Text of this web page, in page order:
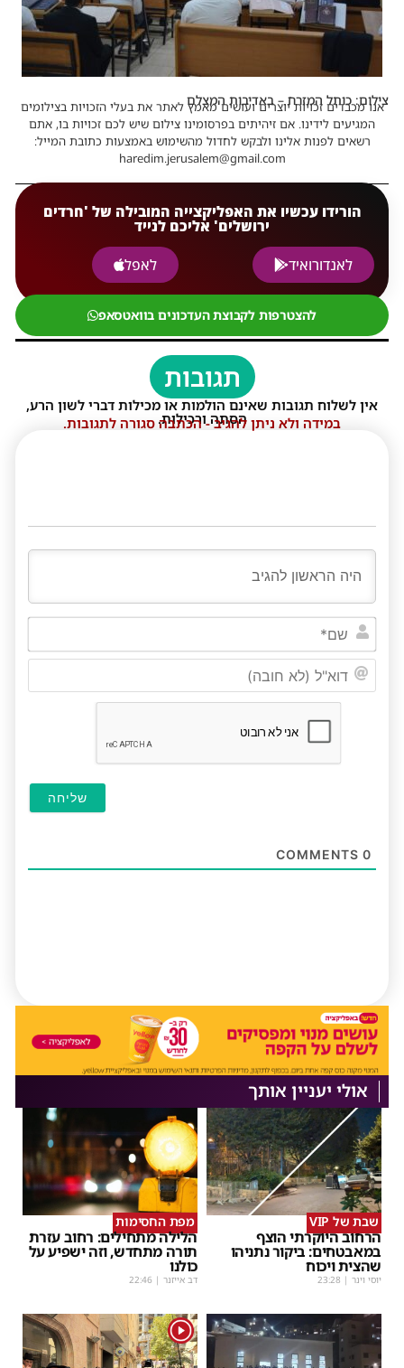
צילום: כותל המזרח – באדיבות המצלם
אנו מכבדים זכויות יוצרים ועושים מאמץ לאתר את בעלי הזכויות בצילומים
המגיעים לידינו. אם זיהיתים בפרסומינו צילום שיש לכם זכויות בו, אתם
רשאים לפנות אלינו ולבקש לחדול מהשימוש באמצעות כתובת המייל:
haredim.jerusalem@gmail.com
הורידו עכשיו את האפליקצייה המובילה של 'חרדים
ירושלים' אליכם לנייד
לאנדורואיד
לאפל
להצטרפות לקבוצת העדכונים בוואטסאפ
תגובות
אין לשלוח תגובות שאינם הולמות או מכילות דברי לשון הרע,
הסתה ורכילות.
במידה ולא ניתן להגיב - הכתבה סגורה לתגובות.
0
אולי יעניין אותך
שבת של VIP
הרחוב היוקרתי הוצף
במאבטחים: ביקור נתניהו
שהצית ויכוח
יוסי וינר |
23:28
מפת החסימות
הלילה מתחילים: רחוב עזרת
תורה מתחדש, וזה ישפיע על
כולנו
דב אייזנר |
22:46
1